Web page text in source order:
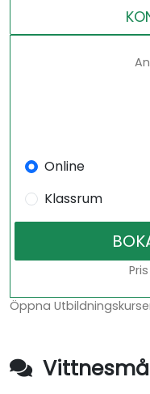
Online
Klassrum
Öppna